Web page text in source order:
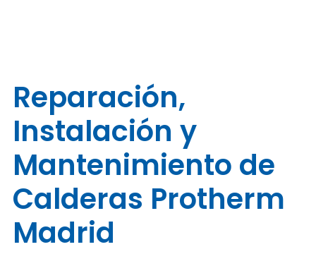
Reparación,
Instalación y
Mantenimiento de
Calderas Protherm
Madrid